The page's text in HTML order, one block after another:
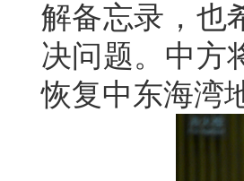
解备忘录，也
决问题。中方
恢复中东海湾